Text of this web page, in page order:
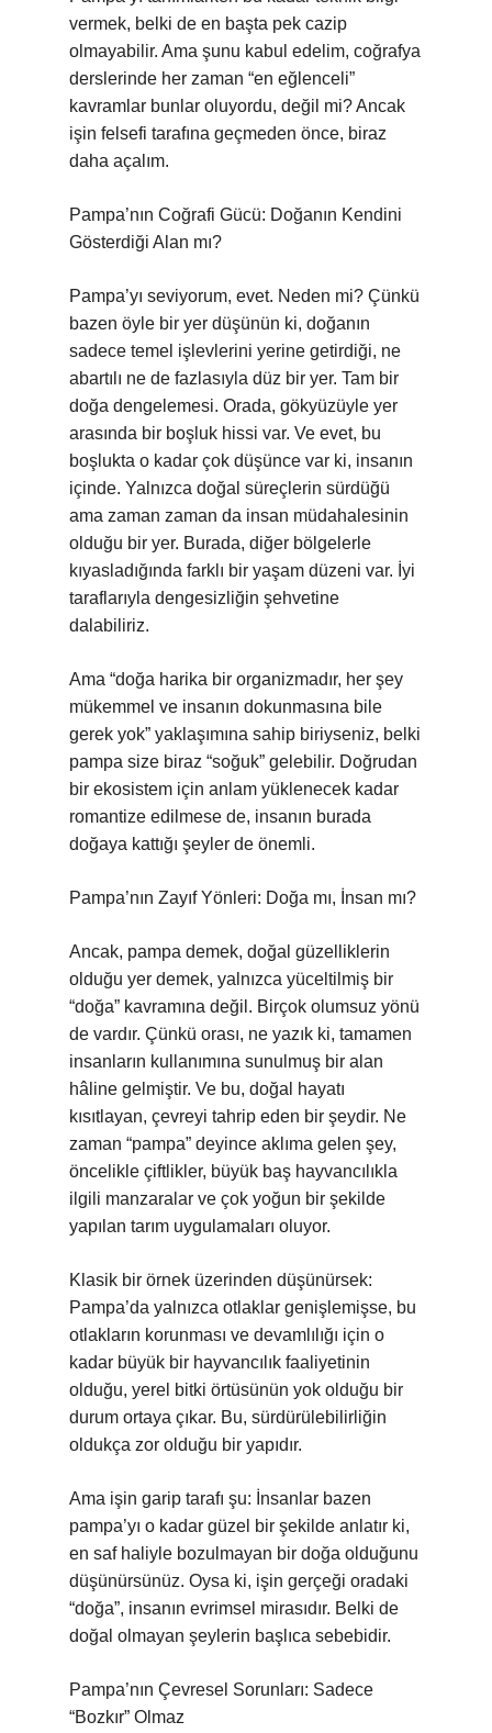
vermek, belki de en başta pek cazip
olmayabilir. Ama şunu kabul edelim, coğrafya
derslerinde her zaman “en eğlenceli”
kavramlar bunlar oluyordu, değil mi? Ancak
işin felsefi tarafına geçmeden önce, biraz
daha açalım.
Pampa’nın Coğrafi Gücü: Doğanın Kendini
Gösterdiği Alan mı?
Pampa’yı seviyorum, evet. Neden mi? Çünkü
bazen öyle bir yer düşünün ki, doğanın
sadece temel işlevlerini yerine getirdiği, ne
abartılı ne de fazlasıyla düz bir yer. Tam bir
doğa dengelemesi. Orada, gökyüzüyle yer
arasında bir boşluk hissi var. Ve evet, bu
boşlukta o kadar çok düşünce var ki, insanın
içinde. Yalnızca doğal süreçlerin sürdüğü
ama zaman zaman da insan müdahalesinin
olduğu bir yer. Burada, diğer bölgelerle
kıyasladığında farklı bir yaşam düzeni var. İyi
taraflarıyla dengesizliğin şehvetine
dalabiliriz.
Ama “doğa harika bir organizmadır, her şey
mükemmel ve insanın dokunmasına bile
gerek yok” yaklaşımına sahip biriyseniz, belki
pampa size biraz “soğuk” gelebilir. Doğrudan
bir ekosistem için anlam yüklenecek kadar
romantize edilmese de, insanın burada
doğaya kattığı şeyler de önemli.
Pampa’nın Zayıf Yönleri: Doğa mı, İnsan mı?
Ancak, pampa demek, doğal güzelliklerin
olduğu yer demek, yalnızca yüceltilmiş bir
“doğa” kavramına değil. Birçok olumsuz yönü
de vardır. Çünkü orası, ne yazık ki, tamamen
insanların kullanımına sunulmuş bir alan
hâline gelmiştir. Ve bu, doğal hayatı
kısıtlayan, çevreyi tahrip eden bir şeydir. Ne
zaman “pampa” deyince aklıma gelen şey,
öncelikle çiftlikler, büyük baş hayvancılıkla
ilgili manzaralar ve çok yoğun bir şekilde
yapılan tarım uygulamaları oluyor.
Klasik bir örnek üzerinden düşünürsek:
Pampa’da yalnızca otlaklar genişlemişse, bu
otlakların korunması ve devamlılığı için o
kadar büyük bir hayvancılık faaliyetinin
olduğu, yerel bitki örtüsünün yok olduğu bir
durum ortaya çıkar. Bu, sürdürülebilirliğin
oldukça zor olduğu bir yapıdır.
Ama işin garip tarafı şu: İnsanlar bazen
pampa’yı o kadar güzel bir şekilde anlatır ki,
en saf haliyle bozulmayan bir doğa olduğunu
düşünürsünüz. Oysa ki, işin gerçeği oradaki
“doğa”, insanın evrimsel mirasıdır. Belki de
doğal olmayan şeylerin başlıca sebebidir.
Pampa’nın Çevresel Sorunları: Sadece
“Bozkır” Olmaz